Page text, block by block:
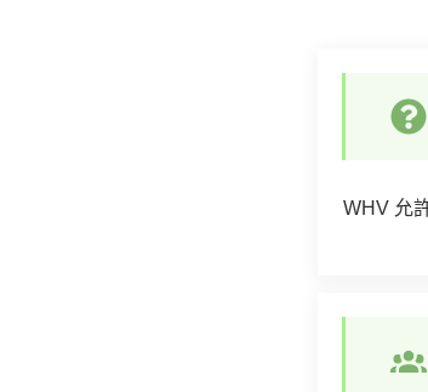
WHV 允